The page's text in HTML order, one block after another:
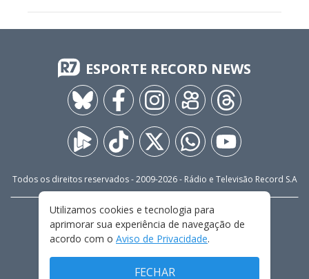
ESPORTE RECORD NEWS
Todos os direitos reservados - 2009-2026- Rádio e Televisão Record S.A
FALE CONOSCO
PRIVACIDADE
TERMOS E CONDIÇÕES DE USO
Utilizamos cookies e tecnologia para
aprimorar sua experiência de navegação de
acordo com o Aviso de Privacidade.
FECHAR